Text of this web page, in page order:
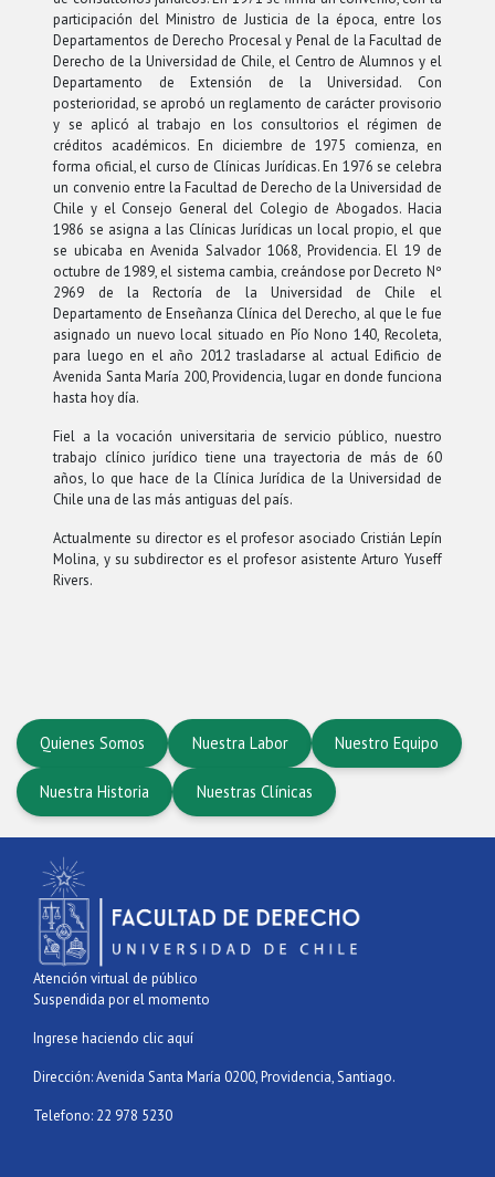
participación del Ministro de Justicia de la época, entre los
Departamentos de Derecho Procesal y Penal de la Facultad de
Derecho de la Universidad de Chile, el Centro de Alumnos y el
Departamento de Extensión de la Universidad. Con
posterioridad, se aprobó un reglamento de carácter provisorio
y se aplicó al trabajo en los consultorios el régimen de
créditos académicos. En diciembre de 1975 comienza, en
forma oficial, el curso de Clínicas Jurídicas. En 1976 se celebra
un convenio entre la Facultad de Derecho de la Universidad de
Chile y el Consejo General del Colegio de Abogados. Hacia
1986 se asigna a las Clínicas Jurídicas un local propio, el que
se ubicaba en Avenida Salvador 1068, Providencia. El 19 de
octubre de 1989, el sistema cambia, creándose por Decreto Nº
2969 de la Rectoría de la Universidad de Chile el
Departamento de Enseñanza Clínica del Derecho, al que le fue
asignado un nuevo local situado en Pío Nono 140, Recoleta,
para luego en el año 2012 trasladarse al actual Edificio de
Avenida Santa María 200, Providencia, lugar en donde funciona
hasta hoy día.
Fiel a la vocación universitaria de servicio público, nuestro
trabajo clínico jurídico tiene una trayectoria de más de 60
años, lo que hace de la Clínica Jurídica de la Universidad de
Chile una de las más antiguas del país.
Actualmente su director es el profesor asociado Cristián Lepín
Molina, y su subdirector es el profesor asistente Arturo Yuseff
Rivers.
Quienes Somos Nuestra Labor Nuestro Equipo
Nuestra Historia Nuestras Clínicas
Atención virtual de público
Suspendida por el momento
Ingrese haciendo clic aquí
Dirección: Avenida Santa María 0200, Providencia, Santiago.
Telefono: 22 978 5230